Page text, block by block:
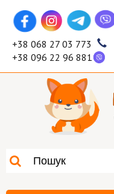
+38 068 27 03 773
+38 096 22 96 881